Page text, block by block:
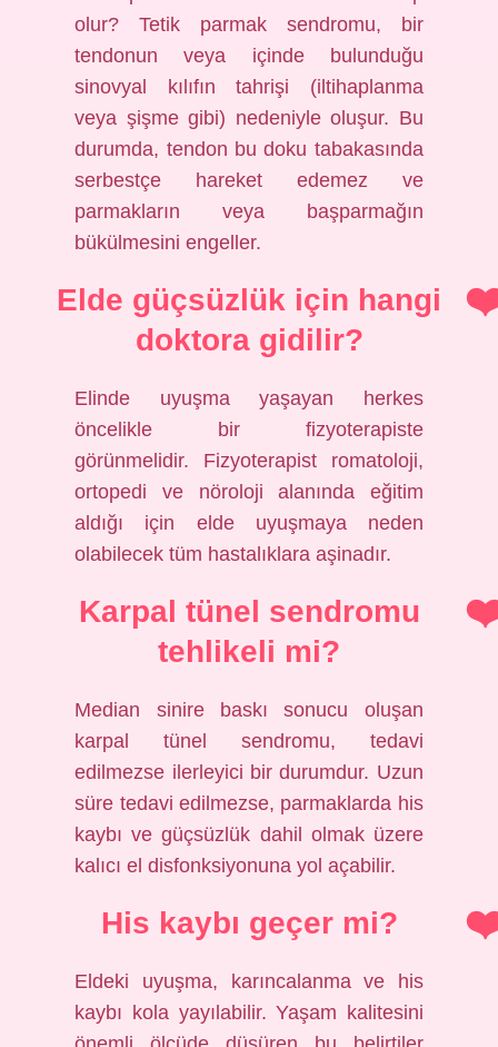
olur? Tetik parmak sendromu, bir
tendonun veya içinde bulunduğu
sinovyal kılıfın tahrişi (iltihaplanma
veya şişme gibi) nedeniyle oluşur. Bu
durumda, tendon bu doku tabakasında
serbestçe hareket edemez ve
parmakların veya başparmağın
bükülmesini engeller.
Elde güçsüzlük için hangi
doktora gidilir?
Elinde uyuşma yaşayan herkes
öncelikle bir fizyoterapiste
görünmelidir. Fizyoterapist romatoloji,
ortopedi ve nöroloji alanında eğitim
aldığı için elde uyuşmaya neden
olabilecek tüm hastalıklara aşinadır.
Karpal tünel sendromu
tehlikeli mi?
Median sinire baskı sonucu oluşan
karpal tünel sendromu, tedavi
edilmezse ilerleyici bir durumdur. Uzun
süre tedavi edilmezse, parmaklarda his
kaybı ve güçsüzlük dahil olmak üzere
kalıcı el disfonksiyonuna yol açabilir.
His kaybı geçer mi?
Eldeki uyuşma, karıncalanma ve his
kaybı kola yayılabilir. Yaşam kalitesini